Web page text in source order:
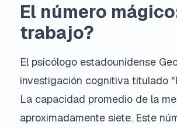
El número
trabajo?
El psicólogo estadounidense
investigación cognitiva titulado
La capacidad promedio de la
aproximadamente siete. Este